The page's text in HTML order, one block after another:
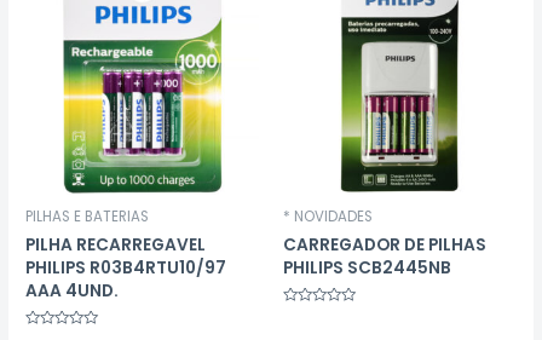
PILHAS E BATERIAS
PILHA RECARREGAVEL
PHILIPS R03B4RTU10/97
AAA 4UND.
* NOVIDADES
CARREGADOR DE PILHAS
PHILIPS SCB2445NB